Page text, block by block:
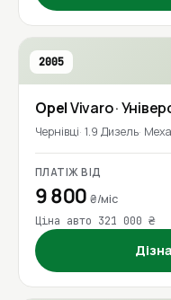
2005
OpelVivaro·
Чернівці 1.9 Дизель
ПЛАТІЖ ВІД
9 800₴/міс
Ціна авто 321 000 ₴